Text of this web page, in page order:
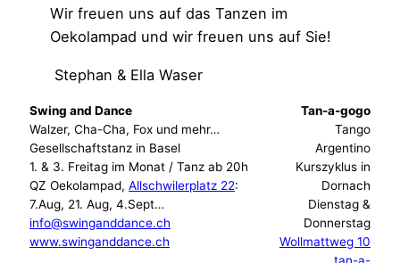
Wir freuen uns auf das Tanzen im
Oekolampad und wir freuen uns auf Sie!
Stephan & Ella Waser
Swing and Dance
Walzer, Cha-Cha, Fox und mehr…
Gesellschaftstanz in Basel
1. & 3. Freitag im Monat / Tanz ab 20h
QZ Oekolampad, Allschwilerplatz 22:
7.Aug, 21. Aug, 4.Sept…
info@swinganddance.ch
www.swinganddance.ch
Tan-a-gogo
Tango
Argentino
Kurszyklus in
Dornach
Dienstag &
Donnerstag
Wollmattweg 10